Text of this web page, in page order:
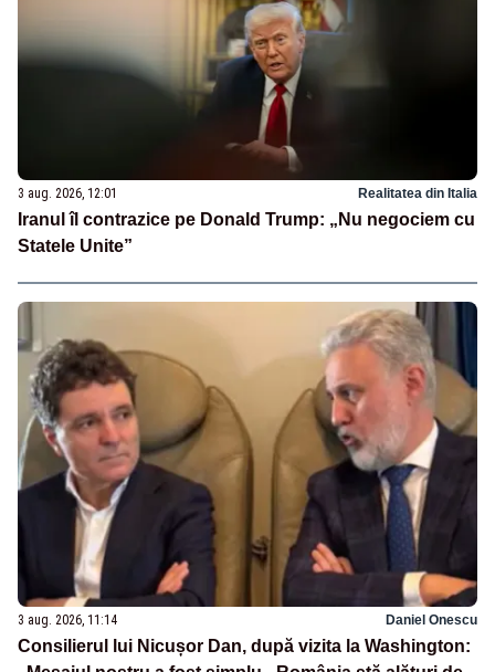
3 aug. 2026, 12:01 Realitatea din Italia
Iranul îl contrazice pe Donald Trump: „Nu negociem cu
Statele Unite”
3 aug. 2026, 11:14 Daniel Onescu
Consilierul lui Nicușor Dan, după vizita la Washington: